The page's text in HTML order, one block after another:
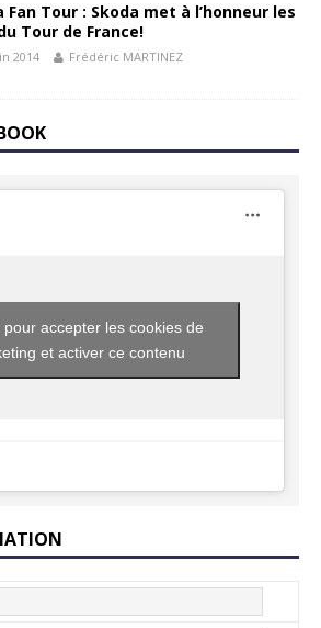
Fan Tour : Skoda met à l’honneur les
Tour de France!
2014 Frédéric MARTINEZ
pour accepter les cookies de
et activer ce contenu